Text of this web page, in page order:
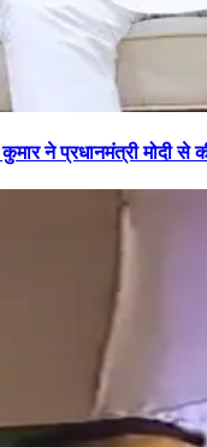
ने प्रधानमंत्री मोदी से